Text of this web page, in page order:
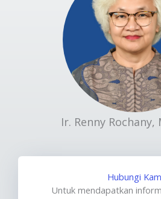
Ir. Renny Rochany,
Hubungi
Untuk mendapatkan